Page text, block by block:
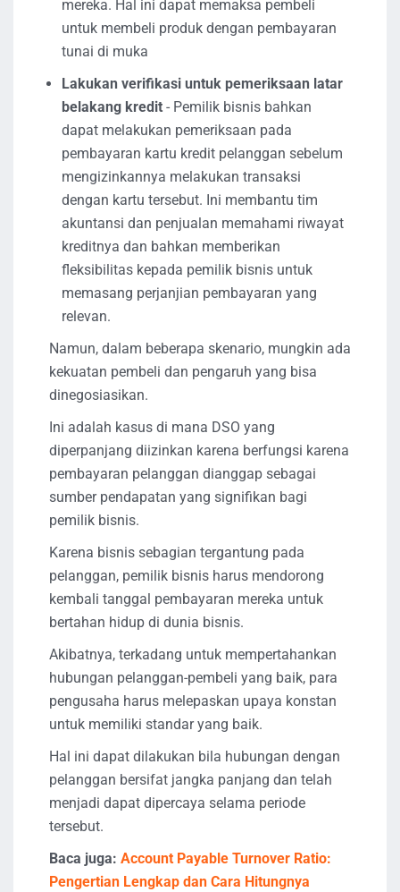
mereka. Hal ini dapat memaksa pembeli
untuk membeli produk dengan pembayaran
tunai di muka
Lakukan verifikasi untuk pemeriksaan latar
belakang kredit - Pemilik bisnis bahkan
dapat melakukan pemeriksaan pada
pembayaran kartu kredit pelanggan sebelum
mengizinkannya melakukan transaksi
dengan kartu tersebut. Ini membantu tim
akuntansi dan penjualan memahami riwayat
kreditnya dan bahkan memberikan
fleksibilitas kepada pemilik bisnis untuk
memasang perjanjian pembayaran yang
relevan.
Namun, dalam beberapa skenario, mungkin ada
kekuatan pembeli dan pengaruh yang bisa
dinegosiasikan.
Ini adalah kasus di mana DSO yang
diperpanjang diizinkan karena berfungsi karena
pembayaran pelanggan dianggap sebagai
sumber pendapatan yang signifikan bagi
pemilik bisnis.
Karena bisnis sebagian tergantung pada
pelanggan, pemilik bisnis harus mendorong
kembali tanggal pembayaran mereka untuk
bertahan hidup di dunia bisnis.
Akibatnya, terkadang untuk mempertahankan
hubungan pelanggan-pembeli yang baik, para
pengusaha harus melepaskan upaya konstan
untuk memiliki standar yang baik.
Hal ini dapat dilakukan bila hubungan dengan
pelanggan bersifat jangka panjang dan telah
menjadi dapat dipercaya selama periode
tersebut.
Baca juga: Account Payable Turnover Ratio:
Pengertian Lengkap dan Cara Hitungnya